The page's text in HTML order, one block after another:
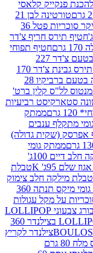
קלאסי
טורטינה לבן 21
אייס ברייקר סוכריות פטל 36
חריף צ'דר
תפוחי
מקלוני תירס בטעם צ'דר 227
חטיף תירס גבינת צ'דר 170
חטיף תפוחי אדמה בטעם ברביקיו 28
ברט'
רביעיות
ממתק
גדולה)
גומי
טבלת מילקה חלב דיים 100ג'
טבלת
חלב צימוק
מגש גומי מיקס תנתה 360
עגולות
סוכריות על מקל בורג צבעוני LOLLIPOP
סוכריות על מקל מסולסלות LOLLIPOP בצילנדר 360
לקריץ